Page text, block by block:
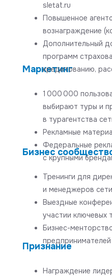
Маркетинг
Бизнес
Признание
1 000 000
выбирают туры и
в турагентства
Рекламные
Федеральные
с крупными
sletat.ru
Повышенное
вознаграждение
Дополнительный
программ
кредитованию,
Тренинги для
и менеджеров сети
Выездные
участии ключевых
Бизнес-
предпринимателей
Награждение